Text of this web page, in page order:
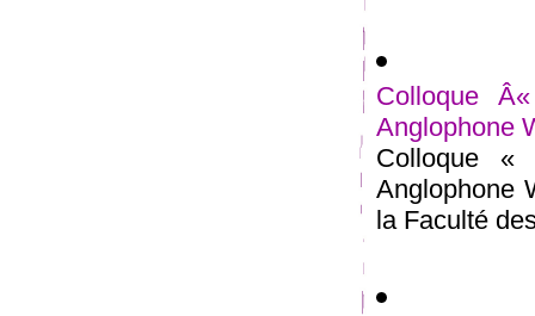
Colloque
Anglophone
Colloque «
Anglophone
la Faculté